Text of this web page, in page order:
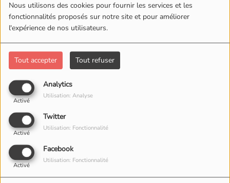
Nous utilisons des cookies pour fournir les services et les
fonctionnalités proposés sur notre site et pour améliorer
l'expérience de nos utilisateurs.
Tout accepter Tout refuser
Analytics
Activé
Utilisation: Analyse
Twitter
Activé
Utilisation: Fonctionnalité
Facebook
Activé
Utilisation: Fonctionnalité
Le 11 juin 2026
20:00 - 22:30
LE STRAP'
Rue de Morat 1
Venez tester vos connaissances musicales! Par groupes